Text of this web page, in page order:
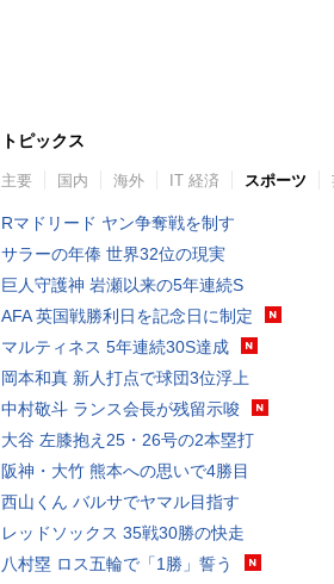
トピックス
主要 国内 海外 IT 経済 スポーツ
Rマドリード ヤン争奪戦を制す
サラーの年俸 世界32位の現実
巨人守護神 岩瀬以来の5年連続S
AFA 英国戦勝利日を記念日に制定
マルティネス 5年連続30S達成
岡本和真 新人打点で球団3位浮上
中村敬斗 ランス会長が残留示唆
大谷 左膝抱え25・26号の2本塁打
阪神・大竹 熊本への思いで4勝目
西山くん バルサでヤマル目指す
レッドソックス 35戦30勝の快走
八村塁 ロス五輪で「1勝」誓う